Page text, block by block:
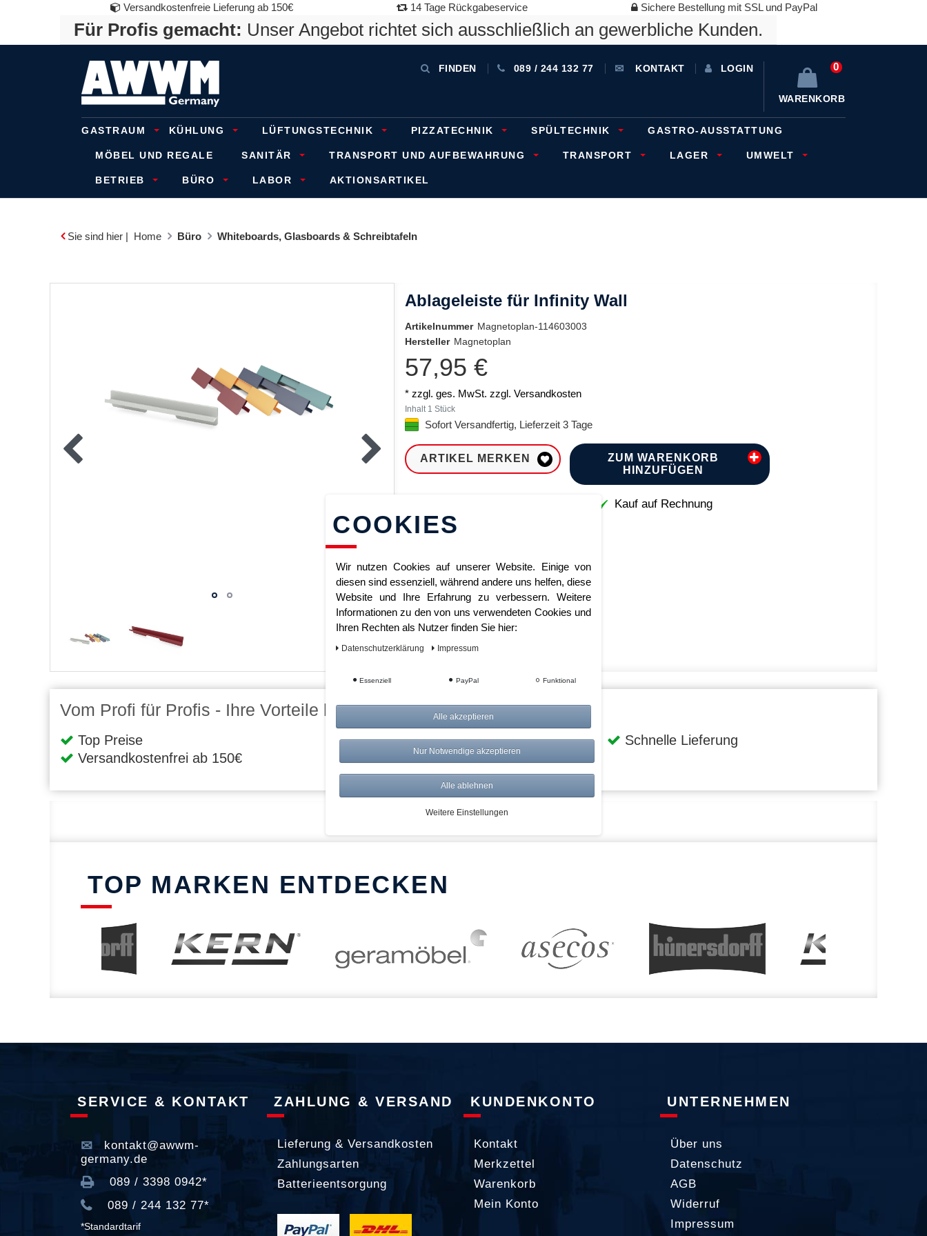
Versandkostenfreie Lieferung ab 150€ 14 Tage Rückgabeservice Sichere Bestellung mit SSL und PayPal
Für Profis gemacht: Unser Angebot richtet sich ausschließlich an gewerbliche Kunden.
FINDEN 089 / 244 132 77 KONTAKT LOGIN 0
WARENKORB
GASTRAUM KÜHLUNG LÜFTUNGSTECHNIK PIZZATECHNIK SPÜLTECHNIK GASTRO-AUSSTATTUNG
MÖBEL UND REGALE SANITÄR TRANSPORT UND AUFBEWAHRUNG TRANSPORT LAGER UMWELT
BETRIEB BÜRO LABOR AKTIONSARTIKEL
Sie sind hier | Home Büro Whiteboards, Glasboards & Schreibtafeln
Ablageleiste für Infinity Wall
Artikelnummer Magnetoplan-114603003
Hersteller Magnetoplan
57,95 €
* zzgl. ges. MwSt. zzgl. Versandkosten
Inhalt 1 Stück
Sofort Versandfertig, Lieferzeit 3 Tage
ARTIKEL MERKEN
ZUM WARENKORB
HINZUFÜGEN
Kauf auf Rechnung
Vom Profi für Profis - Ihre Vorteile bei AWWM:
Top Preise
Versandkostenfrei ab 150€
Risikolos: 14 Tage Rückgabe
Über 20.000 Artikel
Schnelle Lieferung
TOP MARKEN ENTDECKEN
SERVICE & KONTAKT
kontakt@awwm-
germany.de
089 / 3398 0942*
089 / 244 132 77*
*Standardtarif
ZAHLUNG & VERSAND
Lieferung & Versandkosten
Zahlungsarten
Batterieentsorgung
KUNDENKONTO
Kontakt
Merkzettel
Warenkorb
Mein Konto
UNTERNEHMEN
Über uns
Datenschutz
AGB
Widerruf
Impressum
COOKIES
Wir nutzen Cookies auf unserer Website. Einige von
diesen sind essenziell, während andere uns helfen, diese
Website und Ihre Erfahrung zu verbessern. Weitere
Informationen zu den von uns verwendeten Cookies und
Ihren Rechten als Nutzer finden Sie hier:
Daten­schutz­erklärung Impressum
Essenziell PayPal Funktional
Alle akzeptieren
Nur Notwendige akzeptieren
Alle ablehnen
Weitere Einstellungen